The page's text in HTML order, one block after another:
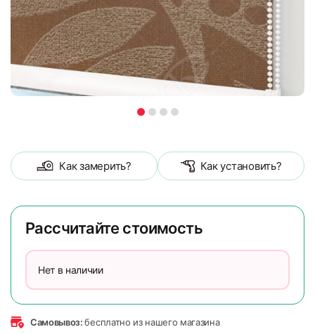
Как замерить? Как установить?
Рассчитайте стоимость
Нет в наличии
Самовывоз:бесплатно из нашего магазина